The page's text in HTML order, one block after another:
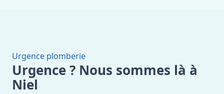
Urgence plomberie
Urgence ? Nous sommes là à
Niel